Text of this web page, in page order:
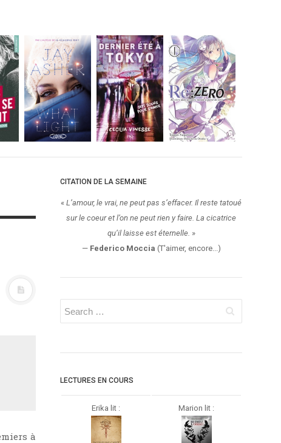
à
CITATION DE LA SEMAINE
« L’amour, le vrai, ne peut pas s’effacer. Il reste tatoué
sur le coeur et l’on ne peut rien y faire. La cicatrice
qu’il laisse est éternelle. »
— Federico Moccia (T'aimer, encore...)
LECTURES EN COURS
Erika lit : Marion lit :